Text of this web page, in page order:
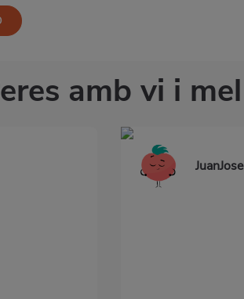
amb vi i mel
JuanJose